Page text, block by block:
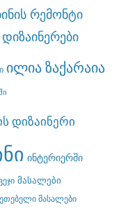
რემონტი
დიზაინერები
ილია ზაქარაია
დიზაინერი
ინტერიერში
მასალები
მასალები